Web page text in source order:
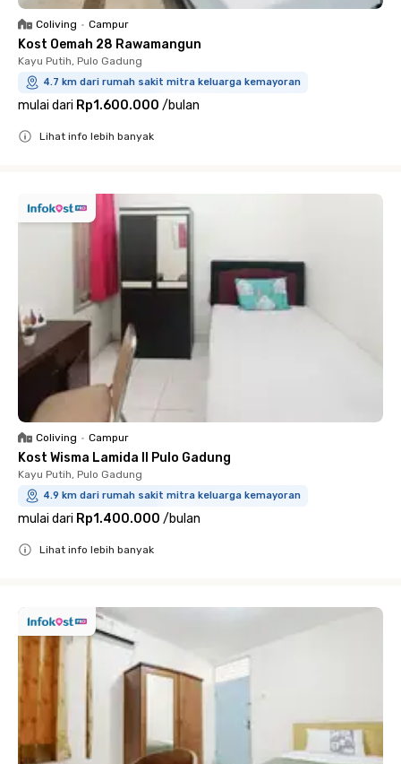
Coliving • Campur
Kost Oemah 28 Rawamangun
Kayu Putih, Pulo Gadung
4.7 km dari rumah sakit mitra keluarga kemayoran
mulai dari Rp1.600.000 /bulan
Lihat info lebih banyak
Coliving • Campur
Kost Wisma Lamida II Pulo Gadung
Kayu Putih, Pulo Gadung
4.9 km dari rumah sakit mitra keluarga kemayoran
mulai dari Rp1.400.000 /bulan
Lihat info lebih banyak